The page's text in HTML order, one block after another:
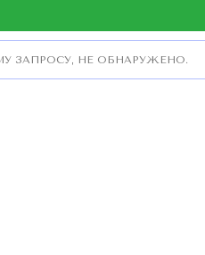
ЗАПРОСУ, НЕ ОБНАРУЖЕНО.